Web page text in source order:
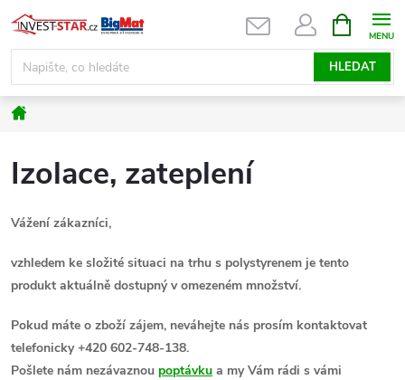
Přejít
na
obsah
HLEDAT
NÁKUPNÍ
KOŠÍK
Domů
Izolace, zateplení
Vážení zákazníci,
vzhledem ke složité situaci na trhu s polystyrenem je tento
produkt aktuálně dostupný v omezeném množství.
Pokud máte o zboží zájem, neváhejte nás prosím kontaktovat
telefonicky +420 602-748-138.
Pošlete nám nezávaznou poptávku a my Vám rádi s vámi